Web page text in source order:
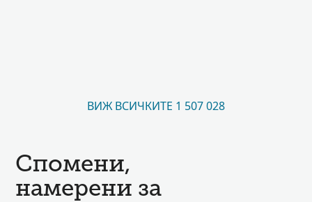
ВИЖ ВСИЧКИТЕ 1 507 028
Спомени,
намерени за